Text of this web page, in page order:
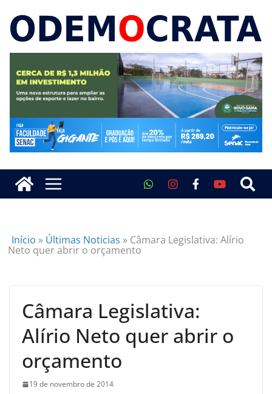
Início » Últimas Noticias » Câmara Legislativa: Alírio
Neto quer abrir o orçamento
Câmara Legislativa:
Alírio Neto quer abrir o
orçamento
19 de novembro de 2014